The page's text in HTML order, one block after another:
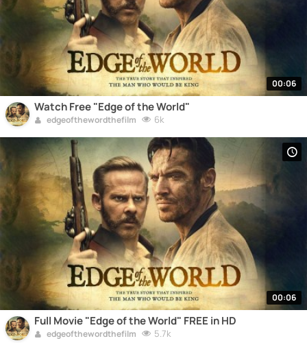
00:06
Watch Free "Edge of the World"
edgeofthewordthefilm 6k
00:06
Full Movie "Edge of the World" FREE in HD
edgeofthewordthefilm 5.7k